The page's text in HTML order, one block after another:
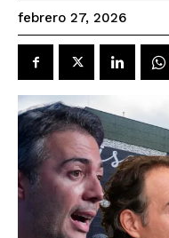
febrero 27, 2026